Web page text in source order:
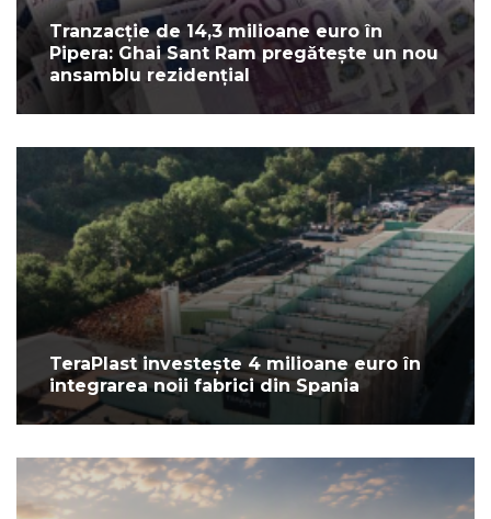
Tranzacție de 14,3 milioane euro în
Pipera: Ghai Sant Ram pregătește un nou
ansamblu rezidențial
TeraPlast investește 4 milioane euro în
integrarea noii fabrici din Spania